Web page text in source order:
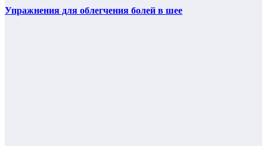
Упражнения для облегчения болей в шее